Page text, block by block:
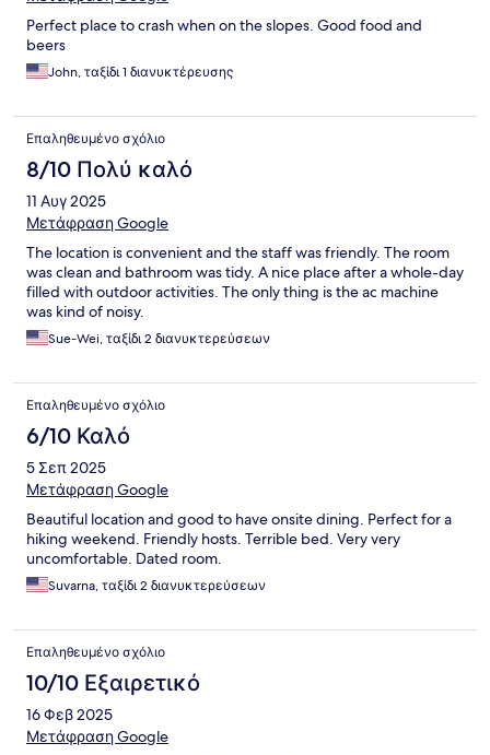
Perfect place to crash when on the slopes. Good food and
beers
John, ταξίδι 1 διανυκτέρευσης
Επαληθευμένο σχόλιο
8/10 Πολύ καλό
11 Αυγ 2025
Μετάφραση Google
The location is convenient and the staff was friendly. The room
was clean and bathroom was tidy. A nice place after a whole-day
filled with outdoor activities. The only thing is the ac machine
was kind of noisy.
Sue-Wei, ταξίδι 2 διανυκτερεύσεων
Επαληθευμένο σχόλιο
6/10 Καλό
5 Σεπ 2025
Μετάφραση Google
Beautiful location and good to have onsite dining. Perfect for a
hiking weekend. Friendly hosts. Terrible bed. Very very
uncomfortable. Dated room.
Suvarna, ταξίδι 2 διανυκτερεύσεων
Επαληθευμένο σχόλιο
10/10 Εξαιρετικό
16 Φεβ 2025
Μετάφραση Google